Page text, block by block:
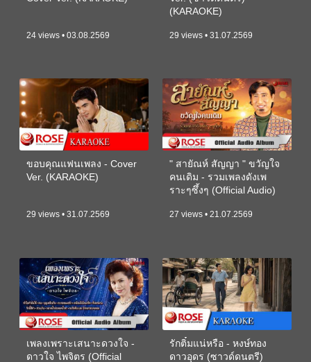
24 views • 03.08.2569
(KARAOKE)
29 views • 31.07.2569
ขอบคุณแฟนเพลง - Cover
Ver. (KARAOKE)
29 views • 31.07.2569
" สายัณห์ สัญญา " ขวัญใจ
คนเดิม - รวมเพลงดังเพ
ราะๆซึ้งๆ (Official Audio)
27 views • 21.07.2569
เพลงเพราะเสนาะดวงใจ -
ดาวใจ ไพจิตร (Official
รักติ๋มแน่หรือ - หงษ์ทอง
ดาวอุดร (ซาวด์ดนตรี)